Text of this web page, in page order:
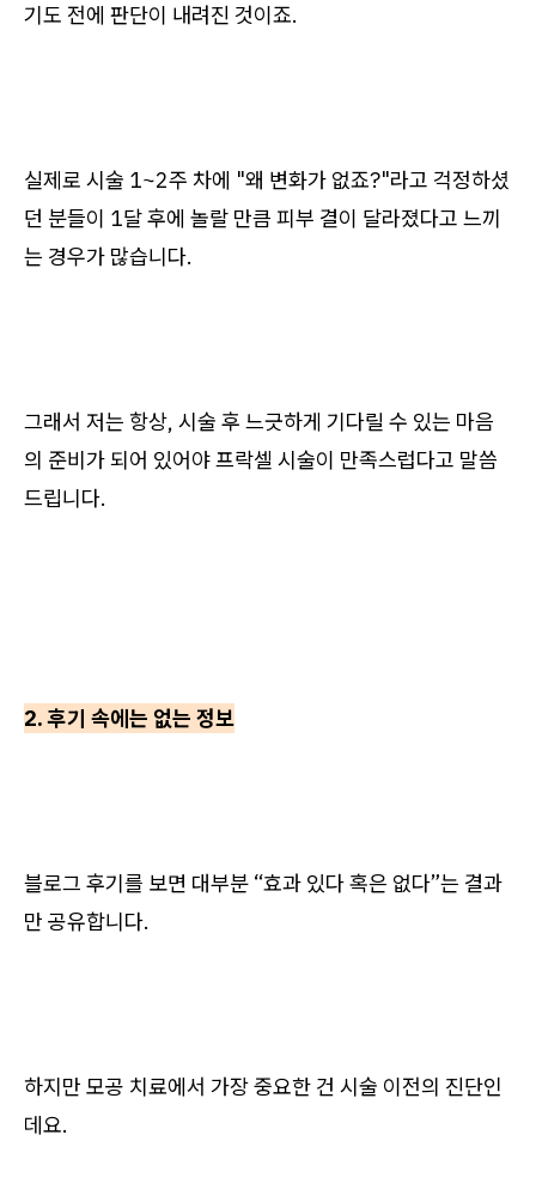
기도 전에 판단이 내려진 것이죠.
실제로 시술 1~2주 차에 "왜 변화가 없죠?"라고 걱정하셨
던 분들이 1달 후에 놀랄 만큼 피부 결이 달라졌다고 느끼
는 경우가 많습니다.
그래서 저는 항상, 시술 후 느긋하게 기다릴 수 있는 마음
의 준비가 되어 있어야 프락셀 시술이 만족스럽다고 말씀
드립니다.
2. 후기 속에는 없는 정보
블로그 후기를 보면 대부분 “효과 있다 혹은 없다”는 결과
만 공유합니다.
하지만 모공 치료에서 가장 중요한 건 시술 이전의 진단인
데요.